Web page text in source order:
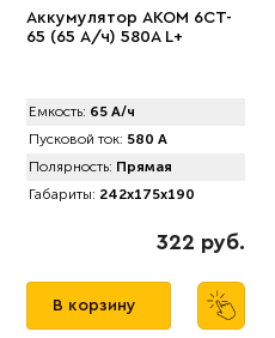
Аккумулятор AKOM 6CT-
65 (65 А/ч) 580А L+
Емкость: 65 А/ч
Пусковой ток: 580 А
Полярность: Прямая
Габариты: 242x175x190
322 руб.
В корзину